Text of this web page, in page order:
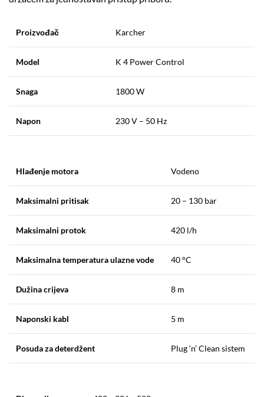
Proizvođač Karcher
Model K 4 Power Control
Snaga 1800 W
Napon 230 V – 50 Hz
Hlađenje motora Vodeno
Maksimalni pritisak 20 – 130 bar
Maksimalni protok 420 l/h
Maksimalna temperatura ulazne vode 40 °C
Dužina crijeva 8 m
Naponski kabl 5 m
Posuda za deterdžent Plug ‘n’ Clean sistem